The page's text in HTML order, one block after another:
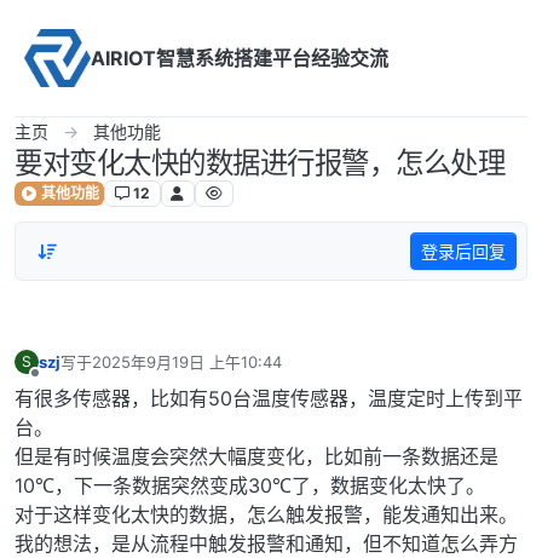
AIRIOT智慧系统搭建平台经验交流
主页 其他功能
要对变化太快的数据进行报警，怎么处理
其他功能 12
登录后回复
S
离线
szj写于2025年9月19日 上午10:44
最后由 编辑
有很多传感器，比如有50台温度传感器，温度定时上传到平
台。
但是有时候温度会突然大幅度变化，比如前一条数据还是
10℃，下一条数据突然变成30℃了，数据变化太快了。
对于这样变化太快的数据，怎么触发报警，能发通知出来。
我的想法，是从流程中触发报警和通知，但不知道怎么弄方